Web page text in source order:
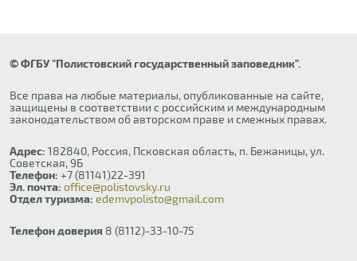
© ФГБУ "Полистовский государственный заповедник".
Все права на любые материалы, опубликованные на сайте,
защищены в соответствии с российским и международным
законодательством об авторском праве и смежных правах.
Адрес: 182840, Россия, Псковская область, п. Бежаницы, ул.
Советская, 9Б
Телефон: +7 (81141)22-391
Эл. почта: office@polistovsky.ru
Отдел туризма: edemvpolisto@gmail.com
Телефон доверия 8 (8112)-33-10-75